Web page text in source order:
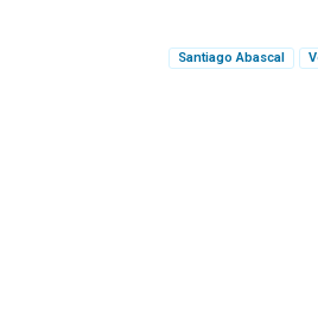
Santiago Abascal